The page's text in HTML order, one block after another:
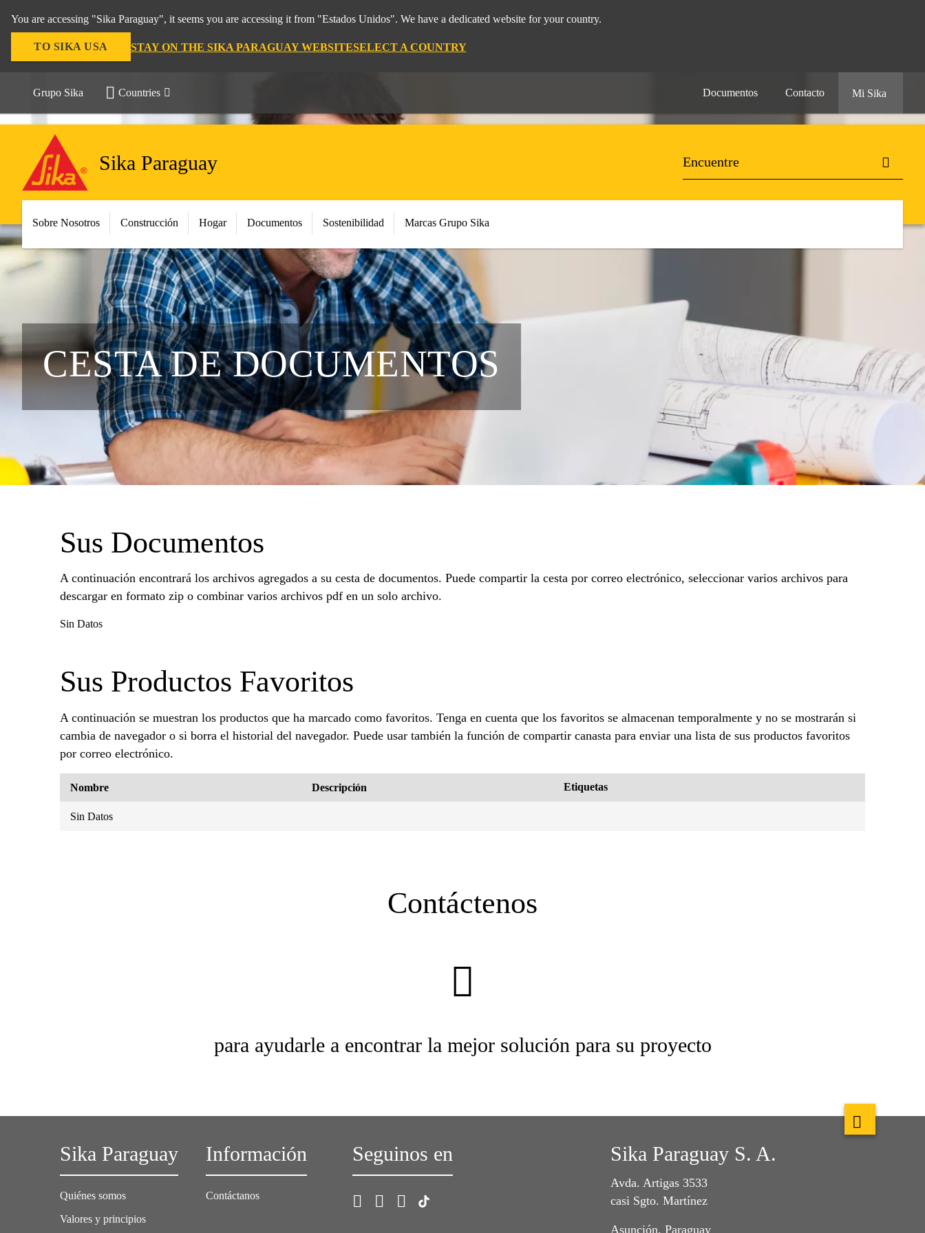
You are accessing "Sika Paraguay", it seems you are accessing it from "Estados Unidos". We have a dedicated website for your country.
TO SIKA USA STAY ON THE SIKA PARAGUAY WEBSITESELECT A COUNTRY
Grupo Sika Countries Documentos Contacto Mi Sika
Sika Paraguay
Sobre Nosotros Construcción Hogar Documentos Sostenibilidad Marcas Grupo Sika
CESTA DE DOCUMENTOS
Sus Documentos
A continuación encontrará los archivos agregados a su cesta de documentos. Puede compartir la cesta por correo electrónico, seleccionar varios archivos para
descargar en formato zip o combinar varios archivos pdf en un solo archivo.
Sin Datos
Sus Productos Favoritos
A continuación se muestran los productos que ha marcado como favoritos. Tenga en cuenta que los favoritos se almacenan temporalmente y no se mostrarán si
cambia de navegador o si borra el historial del navegador. Puede usar también la función de compartir canasta para enviar una lista de sus productos favoritos
por correo electrónico.
Nombre Descripción Etiquetas
Sin Datos
Contáctenos
para ayudarle a encontrar la mejor solución para su proyecto
Sika Paraguay
Quiénes somos
Valores y principios
Información
Contáctanos
Seguinos en Sika Paraguay S. A.
Avda. Artigas 3533
casi Sgto. Martínez
Asunción, Paraguay